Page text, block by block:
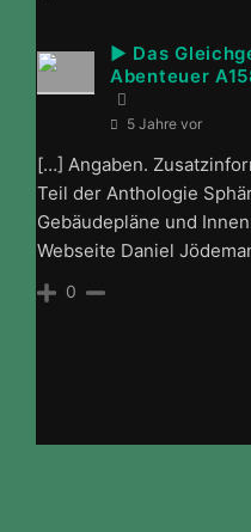
► Das
Abenteuer
5 Jahre vor
[…] Angaben.
Teil der Anthologie
Gebäudepläne und
Webseite Daniel
0